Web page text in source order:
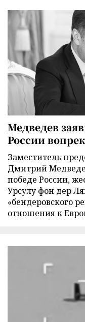
Медведев
России
Заместитель
Дмитрий
победе России,
Урсулу фон дер
«бендеровского
отношения к